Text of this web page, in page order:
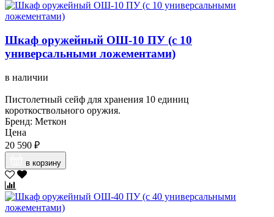
Шкаф оружейный ОШ-10 ПУ (с 10
универсальными ложементами)
в наличии
Пистолетный сейф для хранения 10 единиц
короткоствольного оружия.
Бренд: Меткон
Цена
20 590 ₽
в корзину